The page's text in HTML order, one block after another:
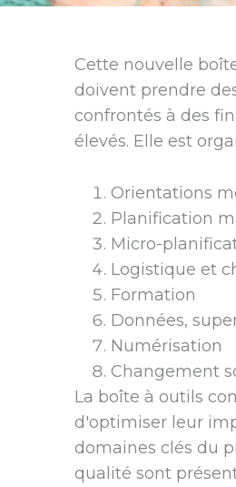
Cette nouvelle
doivent prendre
confrontés à des
élevés. Elle est
Orientations
Planification
Micro-
Logistique et
Formation
Données,
Numérisation
Changement
La boîte à outils
d'optimiser leur
domaines clés du
qualité sont